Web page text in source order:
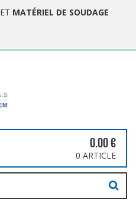
ET MATÉRIEL DE SOUDAGE
0.00€
0 ARTICLE